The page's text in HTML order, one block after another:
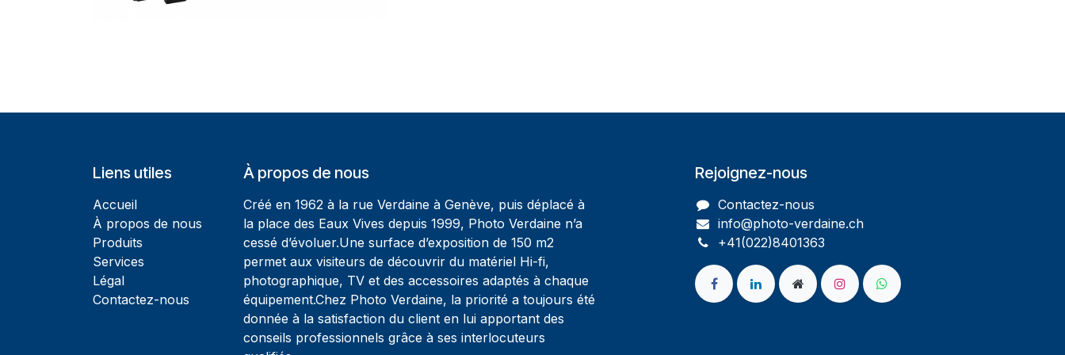
Liens utiles
Accueil
À propos de nous
Produits
Services
Légal
Contactez-nous
À propos de nous
Créé en 1962 à la rue Verdaine à Genève, puis déplacé à
la place des Eaux Vives depuis 1999, Photo Verdaine n’a
cessé d’évoluer.Une surface d’exposition de 150 m2
permet aux visiteurs de découvrir du matériel Hi-fi,
photographique, TV et des accessoires adaptés à chaque
équipement.Chez Photo Verdaine, la priorité a toujours été
donnée à la satisfaction du client en lui apportant des
conseils professionnels grâce à ses interlocuteurs
Rejoignez-nous
Contactez-nous
info@photo-verdaine.ch​
​​+41(022)8401363